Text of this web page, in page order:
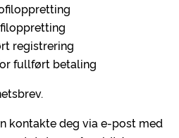
registrering
fullført betaling
kontakte deg via e-post med